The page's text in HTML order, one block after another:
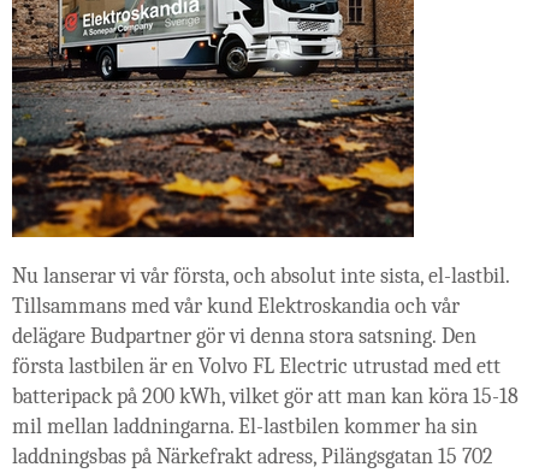
Nu lanserar vi vår första, och absolut inte sista, el-lastbil.
Tillsammans med vår kund Elektroskandia och vår
delägare Budpartner gör vi denna stora satsning. Den
första lastbilen är en Volvo FL Electric utrustad med ett
batteripack på 200 kWh, vilket gör att man kan köra 15-18
mil mellan laddningarna. El-lastbilen kommer ha sin
laddningsbas på Närkefrakt adress, Pilängsgatan 15 702